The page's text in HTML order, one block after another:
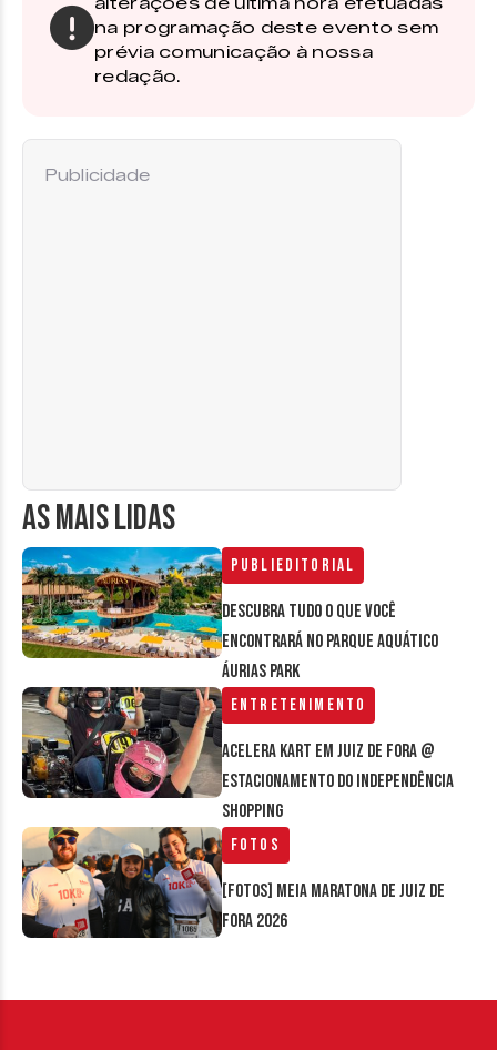
na programação deste evento sem
prévia comunicação à nossa
redação.
AS MAIS LIDAS
Publieditorial
Descubra tudo o que você
encontrará no parque aquático
Áurias Park
Entretenimento
Acelera Kart em Juiz de Fora @
estacionamento do Independência
Shopping
Fotos
[FOTOS] Meia Maratona de Juiz de
Fora 2026
Publicidade